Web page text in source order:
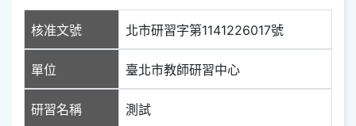
核准文號 北市研習字第1141226017號
單位 臺北市教師研習中心
研習名稱 測試